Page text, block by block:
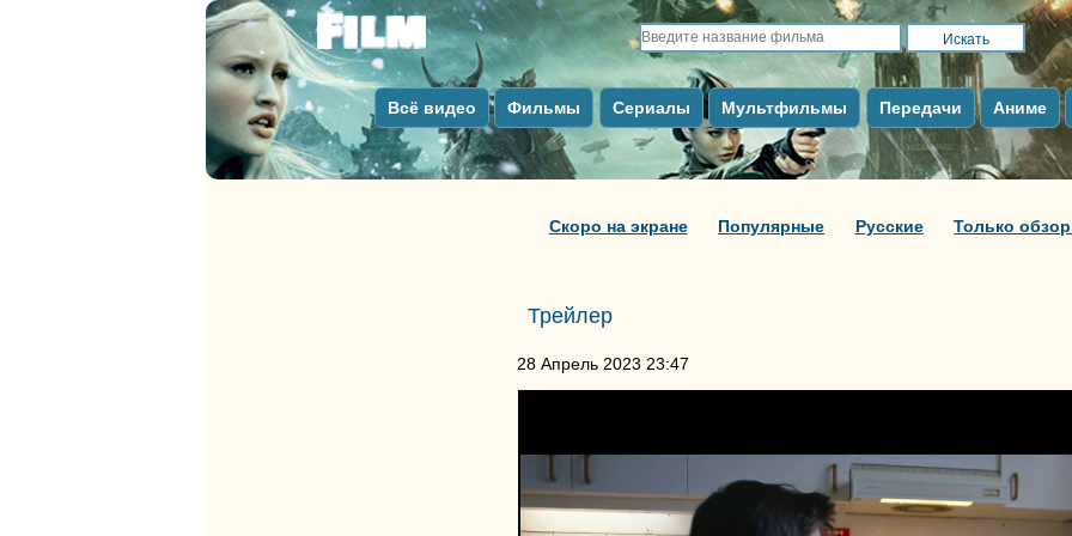
Всё видео Фильмы Сериалы Мультфильмы Передачи Аниме
Скоро на экране Популярные Русские Только
Трейлер
28 Апрель 2023 23:47